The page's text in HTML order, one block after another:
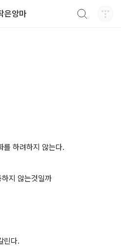
은앙마
를 하려하지 않는다.
지 않는것일까
린다.